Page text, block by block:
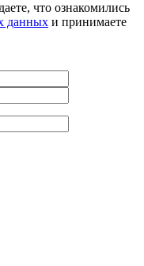
что ознакомились
данных и принимаете